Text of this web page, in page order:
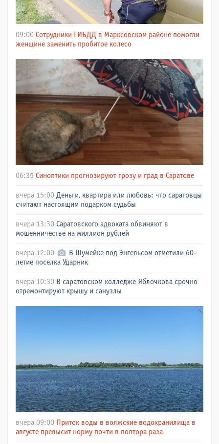
09:00 Сотрудники ГИБДД в Марксовском районе помогли
женщине заменить пробитое колесо
06:35 Синоптики прогнозируют грозу и град в Саратове
вчера 15:00 Деньги, квартира или любовь: что саратовцы
считают настоящим подарком судьбы
вчера 13:30 Саратовского адвоката обвиняют в
мошенничестве на миллион рублей
вчера 12:00
В Шумейке под Энгельсом отметили 60-
летие поселка Ударник
вчера 10:30 В саратовском колледже Яблочкова срочно
отремонтируют крышу и санузлы
вчера 09:00 Приток воды в волжские водохранилища в
августе превысит норму почти в полтора раза